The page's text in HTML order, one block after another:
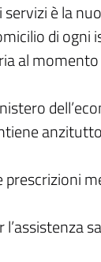
è la
di ogni
al momento